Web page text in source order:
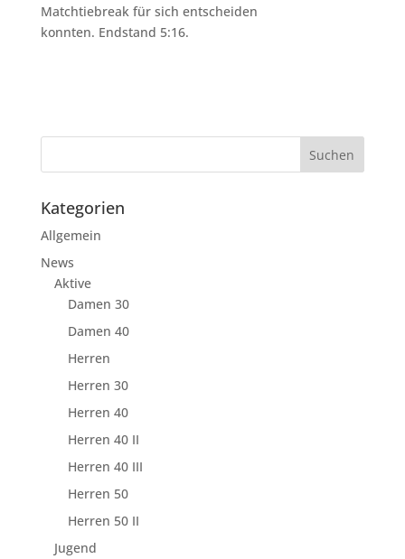
Matchtiebreak für sich entscheiden
konnten. Endstand 5:16.
Kategorien
Allgemein
News
Aktive
Damen 30
Damen 40
Herren
Herren 30
Herren 40
Herren 40 II
Herren 40 III
Herren 50
Herren 50 II
Jugend